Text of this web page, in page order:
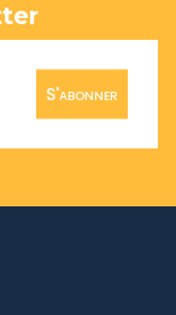
S'abonner